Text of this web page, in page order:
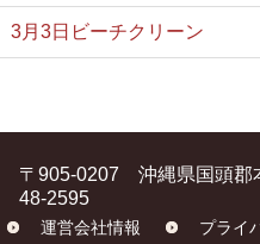
3月3日ビーチクリーン
〒905-0207 沖縄県国頭
48-2595
運営会社情報 プライ